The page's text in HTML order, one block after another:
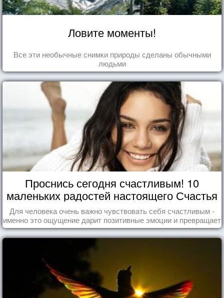
Ловите моменты!
Все эти необычные снимки природы сделаны обычными
людьми
Проснись сегодня счастливым! 10
маленьких радостей настоящего Счастья
Для человека очень важно чувствовать себя счастливым -
именно это ощущение дарит позитивные эмоции и превращает
каждый день в маленький праздник.